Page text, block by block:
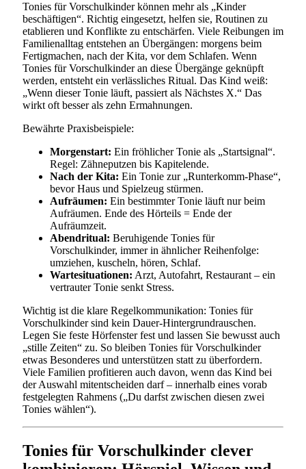
Tonies für Vorschulkinder können mehr als „Kinder
beschäftigen“. Richtig eingesetzt, helfen sie, Routinen zu
etablieren und Konflikte zu entschärfen. Viele Reibungen im
Familienalltag entstehen an Übergängen: morgens beim
Fertigmachen, nach der Kita, vor dem Schlafen. Wenn
Tonies für Vorschulkinder an diese Übergänge geknüpft
werden, entsteht ein verlässliches Ritual. Das Kind weiß:
„Wenn dieser Tonie läuft, passiert als Nächstes X.“ Das
wirkt oft besser als zehn Ermahnungen.
Bewährte Praxisbeispiele:
Morgenstart: Ein fröhlicher Tonie als „Startsignal“.
Regel: Zähneputzen bis Kapitelende.
Nach der Kita: Ein Tonie zur „Runterkomm-Phase“,
bevor Haus und Spielzeug stürmen.
Aufräumen: Ein bestimmter Tonie läuft nur beim
Aufräumen. Ende des Hörteils = Ende der
Aufräumzeit.
Abendritual: Beruhigende Tonies für
Vorschulkinder, immer in ähnlicher Reihenfolge:
umziehen, kuscheln, hören, Schlaf.
Wartesituationen: Arzt, Autofahrt, Restaurant – ein
vertrauter Tonie senkt Stress.
Wichtig ist die klare Regelkommunikation: Tonies für
Vorschulkinder sind kein Dauer-Hintergrundrauschen.
Legen Sie feste Hörfenster fest und lassen Sie bewusst auch
„stille Zeiten“ zu. So bleiben Tonies für Vorschulkinder
etwas Besonderes und unterstützen statt zu überfordern.
Viele Familien profitieren auch davon, wenn das Kind bei
der Auswahl mitentscheiden darf – innerhalb eines vorab
festgelegten Rahmens („Du darfst zwischen diesen zwei
Tonies wählen“).
Tonies für Vorschulkinder clever